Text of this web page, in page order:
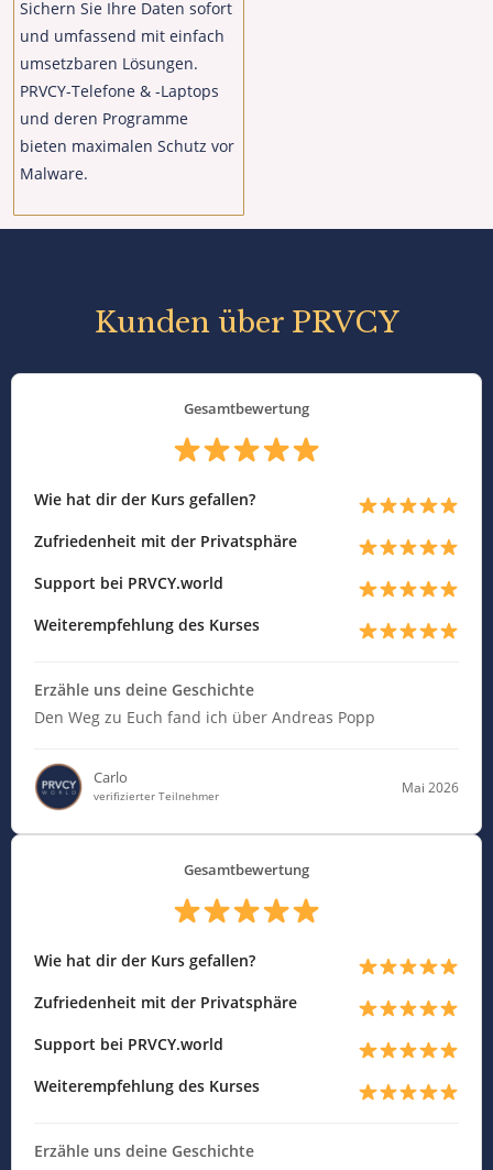
Sichern Sie Ihre Daten sofort
und umfassend mit einfach
umsetzbaren Lösungen.
PRVCY-Telefone & -Laptops
und deren Programme
bieten maximalen Schutz vor
Malware.
Kunden über PRVCY
Gesamtbewertung
Wie hat dir der Kurs gefallen?
Zufriedenheit mit der Privatsphäre
Support bei PRVCY.world
Weiterempfehlung des Kurses
Erzähle uns deine Geschichte
Den Weg zu Euch fand ich über Andreas Popp
Carlo
verifizierter Teilnehmer
Mai 2026
Gesamtbewertung
Wie hat dir der Kurs gefallen?
Zufriedenheit mit der Privatsphäre
Support bei PRVCY.world
Weiterempfehlung des Kurses
Erzähle uns deine Geschichte